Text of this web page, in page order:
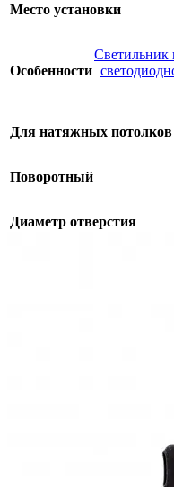
Место установки
Особенности
Светильник
Для натяжных потолков
Поворотный
Диаметр отверстия